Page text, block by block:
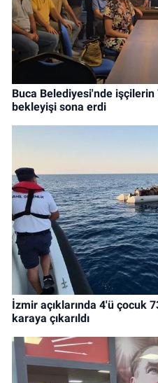
Buca Belediyesi'nde işçilerin
bekleyişi sona erdi
İzmir açıklarında 4'ü çocuk
karaya çıkarıldı